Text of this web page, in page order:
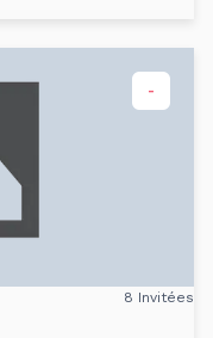
-
8 Invitées